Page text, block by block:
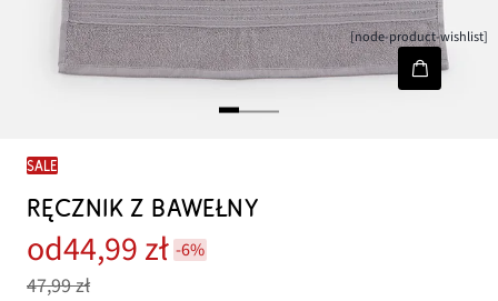
[node-product-wishlist]
SALE
RĘCZNIK Z BAWEŁNY
od44,99 zł -6%
47,99 zł